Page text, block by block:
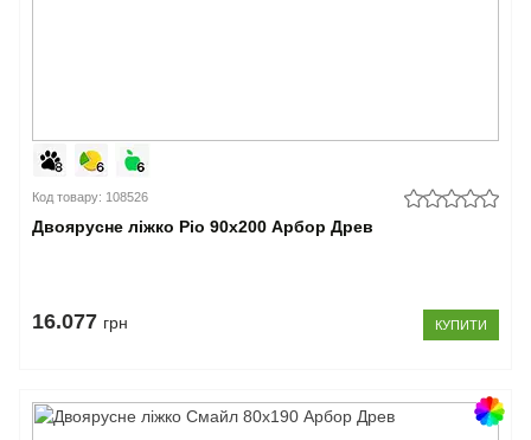
Код товару: 108526
Двоярусне ліжко Ріо 90x200 Арбор Древ
16.077 грн КУПИТИ